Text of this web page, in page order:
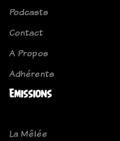
Podcasts
Contact
A Propos
Adhérents
Emissions
La Mêlée